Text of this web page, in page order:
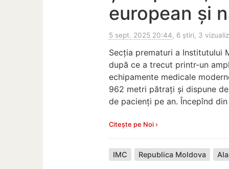
european și
5 sept. 2025 20:44, 6 știri, 3
Secția prematuri a Institutului
după ce a trecut printr-un
echipamente medicale
962 metri pătrați și dispune
de pacienți pe an. Începînd
Citește pe Noi ›
IMC Republica Moldova